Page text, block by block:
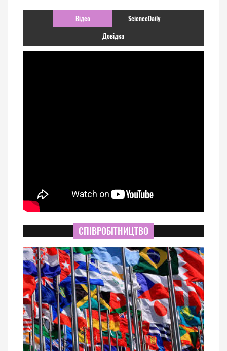
Відео ScienceDaily
Довідка
СПІВРОБІТНИЦТВО